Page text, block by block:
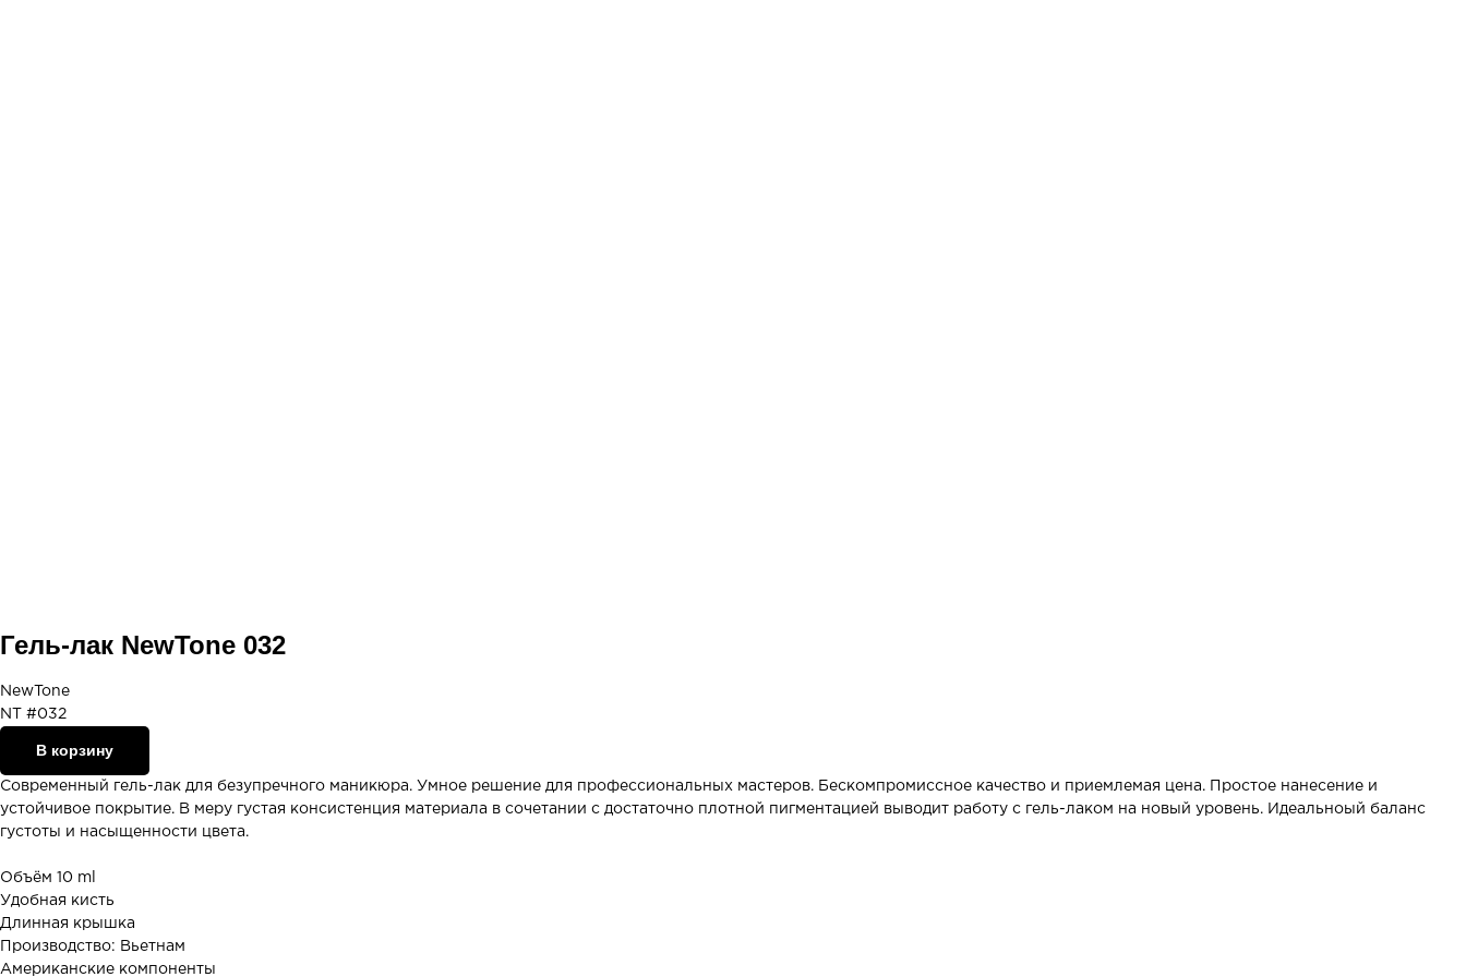
Гель-лак NewTone 032
NewTone
NT #032
В корзину
Современный гель-лак для безупречного маникюра. Умное решение для профессиональных мастеров. Бескомпромиссное качество и приемлемая цена. Простое нанесение и
устойчивое покрытие. В меру густая консистенция материала в сочетании с достаточно плотной пигментацией выводит работу с гель-лаком на новый уровень. Идеальноый баланс
густоты и насыщенности цвета.
Объём 10 ml
Удобная кисть
Длинная крышка
Производство: Вьетнам
Американские компоненты